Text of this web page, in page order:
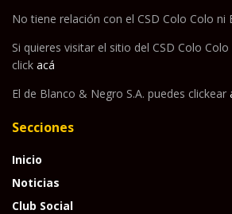
No tiene relación con el CSD Colo Colo ni
Si quieres visitar el sitio del CSD Colo
click acá
El de Blanco & Negro S.A. puedes clickear
Secciones
Inicio
Noticias
Club Social